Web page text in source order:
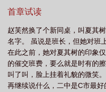
观看 有你在的夏天在线
在的夏天剧情介绍 电影有你在的夏
谱 有你的夏天新裤子 有你的夏
词 有你的夏天才是盛夏
首章试读
赵芙然换了个新同桌，叫夏其
名字。 虽说是班长，但她对班
在此之前，她对夏其树的印象
的催交班费，要么就是时有的
叫了叫，脸上挂着礼貌的微笑
再继续说什么，二中是C市最